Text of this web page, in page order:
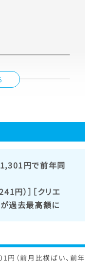
円で前年同
円）］［クリエ
過去最高額に
（前月比横ばい、前年